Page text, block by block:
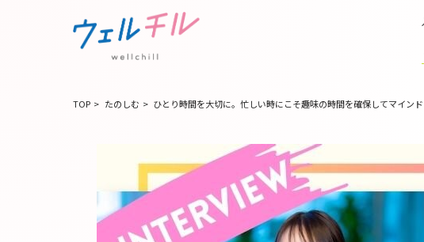
TOP > たのしむ > ひとり時間を大切に。忙しい時にこそ趣味の時間を確保してマイン